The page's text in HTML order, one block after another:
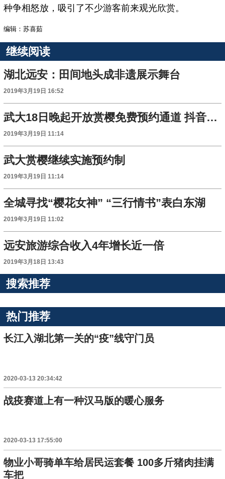
种争相怒放，吸引了不少游客前来观光欣赏。
编辑：苏喜茹
继续阅读
湖北远安：田间地头成非遗展示舞台
2019年3月19日 16:52
武大18日晚起开放赏樱免费预约通道 抖音上也可预约
2019年3月19日 11:14
武大赏樱继续实施预约制
2019年3月19日 11:14
全城寻找“樱花女神” “三行情书”表白东湖
2019年3月19日 11:02
远安旅游综合收入4年增长近一倍
2019年3月18日 13:43
搜索推荐
热门推荐
长江入湖北第一关的“疫”线守门员
2020-03-13 20:34:42
战疫赛道上有一种汉马版的暖心服务
2020-03-13 17:55:00
物业小哥骑单车给居民运套餐 100多斤猪肉挂满
车把